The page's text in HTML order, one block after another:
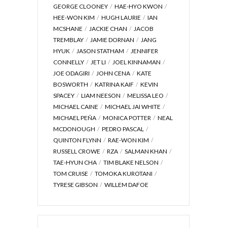
GEORGE CLOONEY
HAE-HYO KWON
HEE-WON KIM
HUGH LAURIE
IAN
MCSHANE
JACKIE CHAN
JACOB
TREMBLAY
JAMIE DORNAN
JANG
HYUK
JASON STATHAM
JENNIFER
CONNELLY
JET LI
JOEL KINNAMAN
JOE ODAGIRI
JOHN CENA
KATE
BOSWORTH
KATRINA KAIF
KEVIN
SPACEY
LIAM NEESON
MELISSA LEO
MICHAEL CAINE
MICHAEL JAI WHITE
MICHAEL PEÑA
MONICA POTTER
NEAL
MCDONOUGH
PEDRO PASCAL
QUINTON FLYNN
RAE-WON KIM
RUSSELL CROWE
RZA
SALMAN KHAN
TAE-HYUN CHA
TIM BLAKE NELSON
TOM CRUISE
TOMOKA KUROTANI
TYRESE GIBSON
WILLEM DAFOE